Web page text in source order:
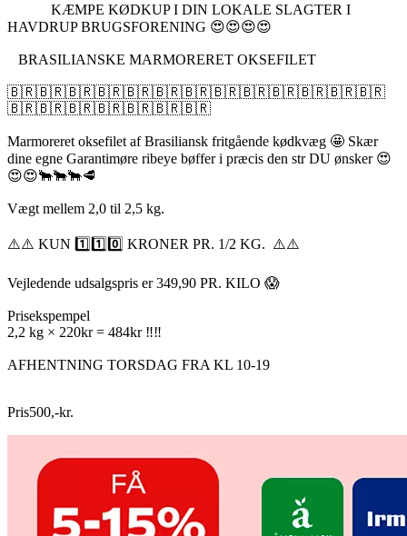
KÆMPE KØDKUP I DIN LOKALE SLAGTER I
HAVDRUP BRUGSFORENING 😍😍😍😍
BRASILIANSKE MARMORERET OKSEFILET
🇧🇷🇧🇷🇧🇷🇧🇷🇧🇷🇧🇷🇧🇷🇧🇷🇧🇷🇧🇷🇧🇷🇧🇷🇧🇷
🇧🇷🇧🇷🇧🇷🇧🇷🇧🇷🇧🇷🇧🇷
Marmoreret oksefilet af Brasiliansk fritgående kødkvæg 🤩 Skær
dine egne Garantimøre ribeye bøffer i præcis den str DU ønsker 😍
😍😍🐂🐂🐂🥩
Vægt mellem 2,0 til 2,5 kg.
⚠️⚠️ KUN 1️⃣1️⃣0️⃣ KRONER PR. 1/2 KG. ⚠️⚠️
Vejledende udsalgspris er 349,90 PR. KILO 😱
Prisekspempel
2,2 kg × 220kr = 484kr ‼️‼️
AFHENTNING TORSDAG FRA KL 10-19
Pris500,-kr.